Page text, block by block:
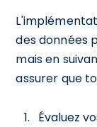
des données
mais en
assurer que
Évaluez